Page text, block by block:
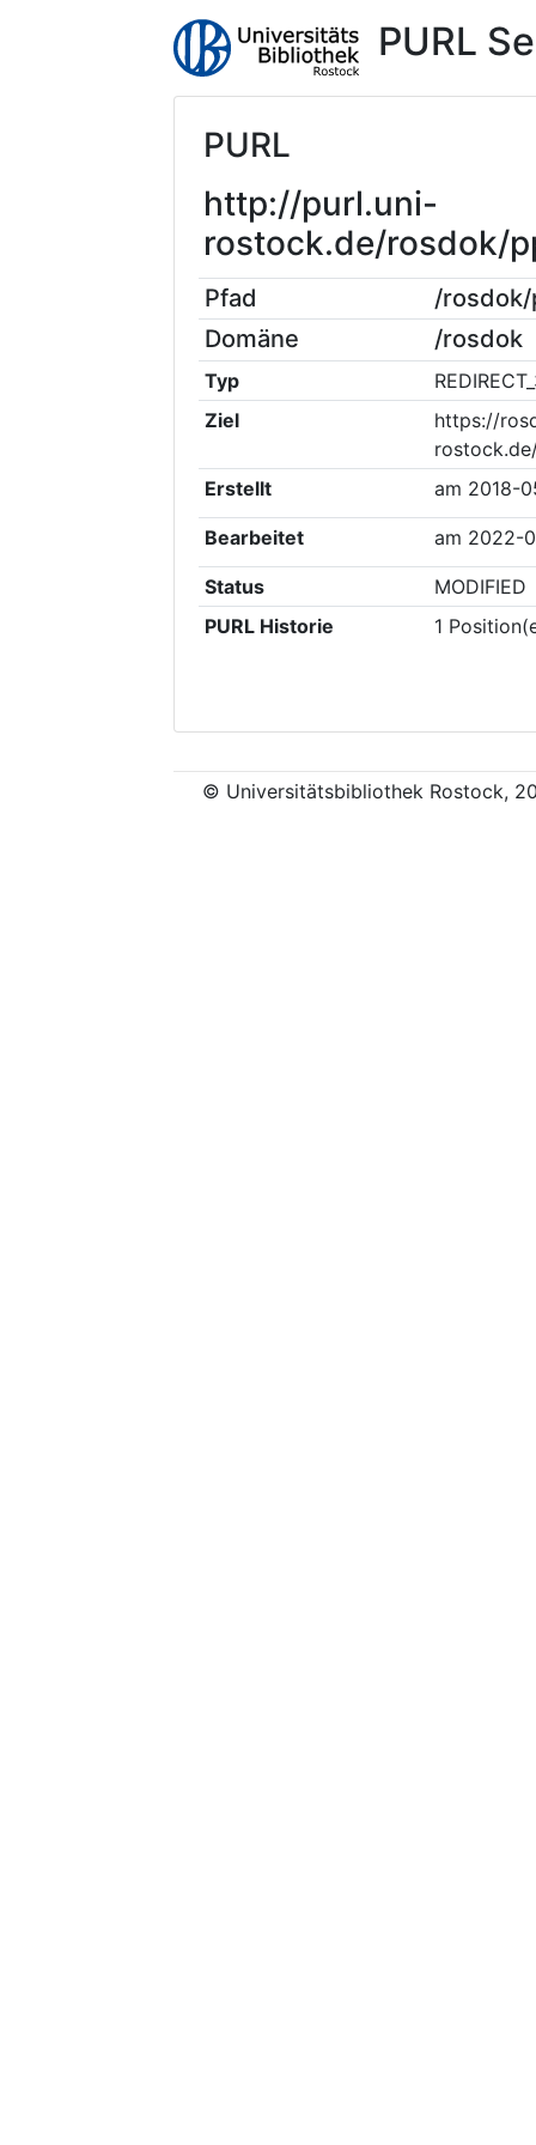
PURL
PURL
http://purl.uni-
rostock.de/rosdok/
Pfad
/rosdok/
Domäne
/rosdok
Typ
Ziel
https://
Erstellt
am 2018-
Bearbeitet am 2022-
Status
MODIFIED
PURL Historie
1
© Universitätsbibliothek Rostock,